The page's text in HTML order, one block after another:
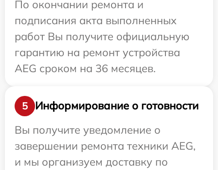
По окончании ремонта и
подписания акта выполненных
работ Вы получите официальную
гарантию на ремонт устройства
AEG сроком на 36 месяцев.
5
Информирование о готовности
Вы получите уведомление о
завершении ремонта техники AEG,
и мы организуем доставку по